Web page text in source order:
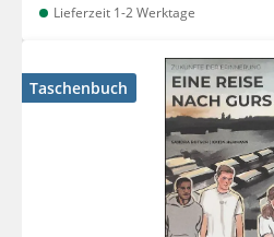
Lieferzeit 1-2 Werktage
Taschenbuch